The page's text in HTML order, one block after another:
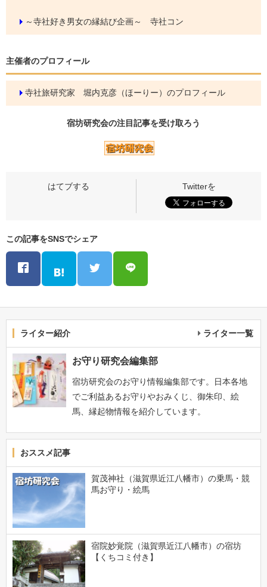
～寺社好き男女の縁結び企画～ 寺社コン
主催者のプロフィール
寺社旅研究家 堀内克彦（ほーりー）のプロフィール
宿坊研究会の注目記事を受け取ろう
この記事をSNSでシェア
ライター紹介 ライター一覧
お守り研究会編集部
宿坊研究会のお守り情報編集部です。日本各地
でご利益あるお守りやおみくじ、御朱印、絵
馬、縁起物情報を紹介しています。
おススメ記事
賀茂神社（滋賀県近江八幡市）の乗馬・競
馬お守り・絵馬
宿院妙覚院（滋賀県近江八幡市）の宿坊
【くちコミ付き】